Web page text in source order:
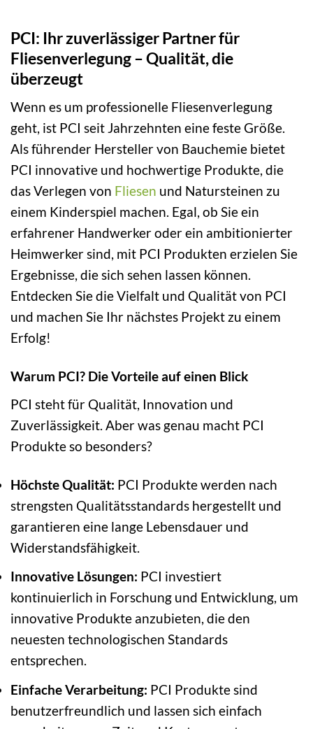
PCI: Ihr zuverlässiger Partner für
Fliesenverlegung – Qualität, die
überzeugt
Wenn es um professionelle Fliesenverlegung
geht, ist PCI seit Jahrzehnten eine feste Größe.
Als führender Hersteller von Bauchemie bietet
PCI innovative und hochwertige Produkte, die
das Verlegen von Fliesen und Natursteinen zu
einem Kinderspiel machen. Egal, ob Sie ein
erfahrener Handwerker oder ein ambitionierter
Heimwerker sind, mit PCI Produkten erzielen Sie
Ergebnisse, die sich sehen lassen können.
Entdecken Sie die Vielfalt und Qualität von PCI
und machen Sie Ihr nächstes Projekt zu einem
Erfolg!
Warum PCI? Die Vorteile auf einen Blick
PCI steht für Qualität, Innovation und
Zuverlässigkeit. Aber was genau macht PCI
Produkte so besonders?
Höchste Qualität: PCI Produkte werden nach
strengsten Qualitätsstandards hergestellt und
garantieren eine lange Lebensdauer und
Widerstandsfähigkeit.
Innovative Lösungen: PCI investiert
kontinuierlich in Forschung und Entwicklung, um
innovative Produkte anzubieten, die den
neuesten technologischen Standards
entsprechen.
Einfache Verarbeitung: PCI Produkte sind
benutzerfreundlich und lassen sich einfach